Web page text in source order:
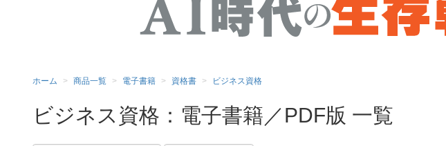
ホーム 商品一覧 電子書籍 資格書 ビジネス資格
ビジネス資格：電子書籍／PDF版 一覧